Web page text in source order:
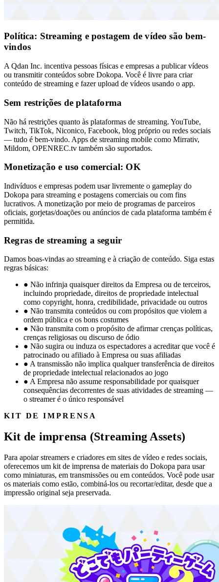
Política: Streaming e postagem de vídeo são bem-
vindos
A Qdan Inc. incentiva pessoas físicas e empresas a publicar vídeos
ou transmitir conteúdos sobre Dokopa. Você é livre para criar
conteúdo de streaming e fazer upload de vídeos usando o app.
Sem restrições de plataforma
Não há restrições quanto às plataformas de streaming. YouTube,
Twitch, TikTok, Niconico, Facebook, blog próprio ou redes sociais
— tudo é bem-vindo. Apps de streaming mobile como Mirrativ,
Mildom, OPENREC.tv também são suportados.
Monetização e uso comercial: OK
Indivíduos e empresas podem usar livremente o gameplay do
Dokopa para streaming e postagens comerciais ou com fins
lucrativos. A monetização por meio de programas de parceiros
oficiais, gorjetas/doações ou anúncios de cada plataforma também é
permitida.
Regras de streaming a seguir
Damos boas-vindas ao streaming e à criação de conteúdo. Siga estas
regras básicas:
● Não infrinja quaisquer direitos da Empresa ou de terceiros,
incluindo propriedade, direitos de propriedade intelectual
como copyright, honra, credibilidade, privacidade ou outros
● Não transmita conteúdos ou com propósitos que violem a
ordem pública e os bons costumes
● Não transmita com o propósito de afirmar crenças políticas,
crenças religiosas ou discurso de ódio
● Não sugira ou induza os espectadores a acreditar que você é
patrocinado ou afiliado à Empresa ou suas afiliadas
● A transmissão não implica qualquer transferência de direitos
de propriedade intelectual relacionados ao jogo
● A Empresa não assume responsabilidade por quaisquer
consequências decorrentes de suas atividades de streaming —
o streamer é o único responsável
KIT DE IMPRENSA
Kit de imprensa (Streaming Assets)
Para apoiar streamers e criadores em sites de vídeo e redes sociais,
oferecemos um kit de imprensa de materiais do Dokopa para usar
como miniaturas, em transmissões ou em conteúdos. Você pode usar
os materiais como estão, combiná-los ou recortar/editar, desde que a
impressão original seja preservada.